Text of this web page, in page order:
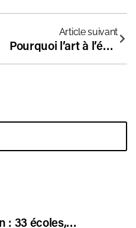
Article suivant
Pourquoi l’art à l’école est essentiel pour le développement des enfants ?
: 33 écoles,…